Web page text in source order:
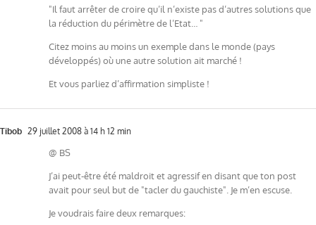
"Il faut arrêter de croire qu’il n’existe pas d’autres solutions que
la réduction du périmètre de l’Etat… "
Citez moins au moins un exemple dans le monde (pays
développés) où une autre solution ait marché !
Et vous parliez d’affirmation simpliste !
Tibob 29 juillet 2008 à 14 h 12 min
@ BS
J’ai peut-être été maldroit et agressif en disant que ton post
avait pour seul but de "tacler du gauchiste". Je m’en escuse.
Je voudrais faire deux remarques: